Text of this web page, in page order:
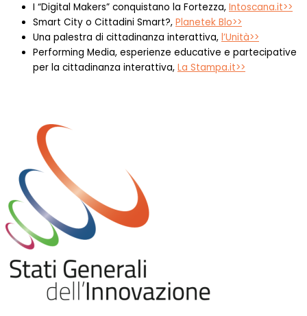
I “Digital Makers” conquistano la Fortezza, Intoscana.it>>
Smart City o Cittadini Smart?, Planetek Blo>>
Una palestra di cittadinanza interattiva, l’Unità>>
Performing Media, esperienze educative e partecipative
per la cittadinanza interattiva, La Stampa.it>>